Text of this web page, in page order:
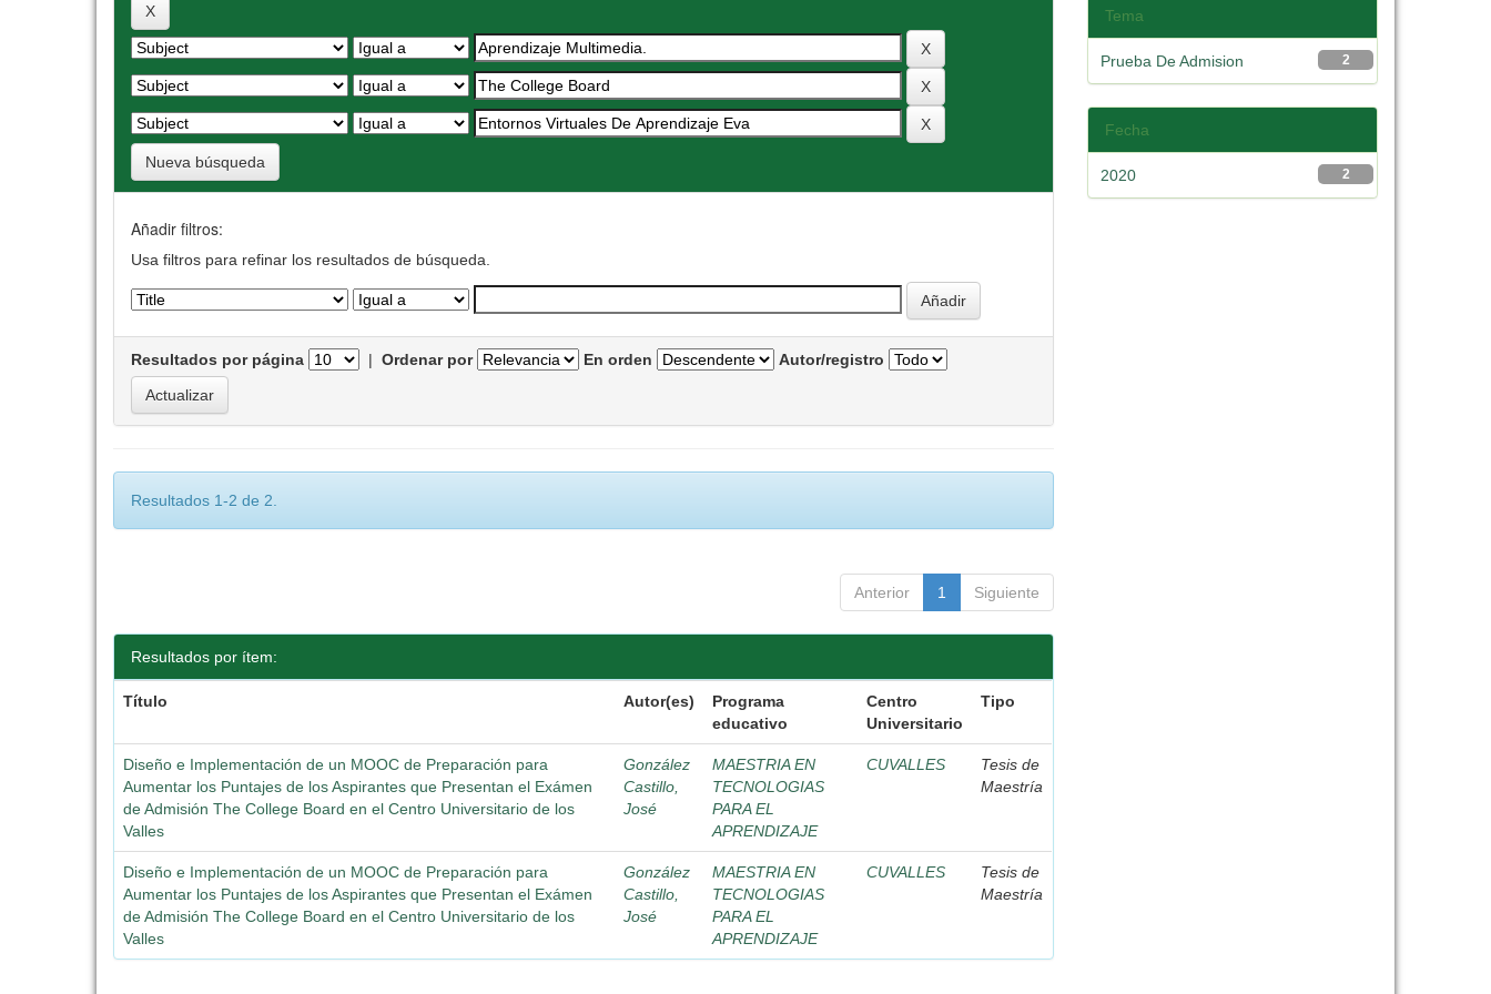
Nueva búsqueda
Añadir filtros:
Usa filtros para refinar los resultados de búsqueda.
Resultados por página | Ordenar por En orden Autor/registro
Resultados 1-2 de 2.
Anterior 1 Siguiente
Resultados por ítem:
Título Autor(es)
Programa
educativo
Centro
Universitario
Tipo
Diseño e Implementación de un MOOC de Preparación para
Aumentar los Puntajes de los Aspirantes que Presentan el Exámen
de Admisión The College Board en el Centro Universitario de los
Valles
González
Castillo,
José
MAESTRIA EN
TECNOLOGIAS
PARA EL
APRENDIZAJE
CUVALLES
Tesis de
Maestría
Diseño e Implementación de un MOOC de Preparación para
Aumentar los Puntajes de los Aspirantes que Presentan el Exámen
de Admisión The College Board en el Centro Universitario de los
Valles
González
Castillo,
José
MAESTRIA EN
TECNOLOGIAS
PARA EL
APRENDIZAJE
CUVALLES
Tesis de
Maestría
Tema
2
Prueba De Admision
Fecha
2
2020